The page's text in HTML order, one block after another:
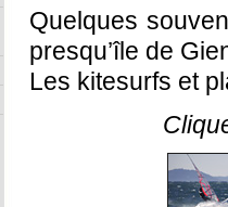
Quelques
presqu’île de
Les kitesurfs et